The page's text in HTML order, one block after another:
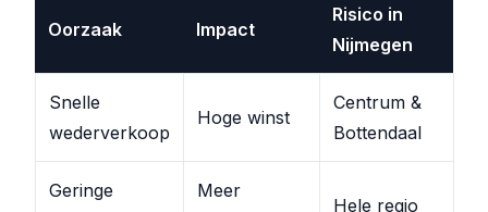
Oorzaak Impact
Risico in
Nijmegen
Snelle
wederverkoop
Hoge winst
Centrum &
Bottendaal
Geringe
Meer
Hele regio